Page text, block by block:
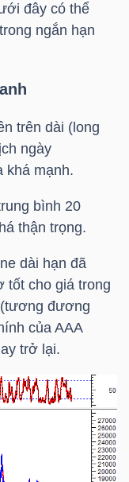
đây có thể
ngắn hạn
trên dài (long
ngày
khá mạnh.
bình 20
thận trọng.
dài hạn đã
tốt cho giá trong
đương
của AAA
trở lại.